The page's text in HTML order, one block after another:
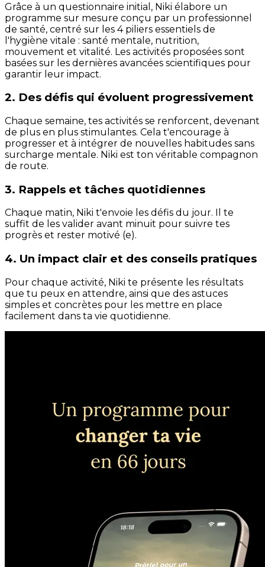
Grâce à un questionnaire initial, Niki élabore un
programme sur mesure conçu par un professionnel
de santé, centré sur les 4 piliers essentiels de
l'hygiène vitale : santé mentale, nutrition,
mouvement et vitalité. Les activités proposées sont
basées sur les dernières avancées scientifiques pour
garantir leur impact.
2. Des défis qui évoluent progressivement
Chaque semaine, tes activités se renforcent, devenant
de plus en plus stimulantes. Cela t'encourage à
progresser et à intégrer de nouvelles habitudes sans
surcharge mentale. Niki est ton véritable compagnon
de route.
3. Rappels et tâches quotidiennes
Chaque matin, Niki t'envoie les défis du jour. Il te
suffit de les valider avant minuit pour suivre tes
progrès et rester motivé (e).
4. Un impact clair et des conseils pratiques
Pour chaque activité, Niki te présente les résultats
que tu peux en attendre, ainsi que des astuces
simples et concrètes pour les mettre en place
facilement dans ta vie quotidienne.